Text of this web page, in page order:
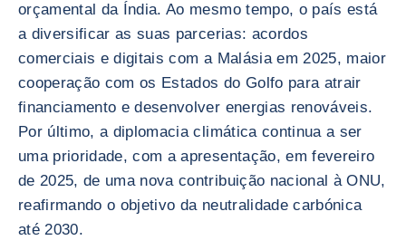
orçamental da Índia. Ao mesmo tempo, o país está
a diversificar as suas parcerias: acordos
comerciais e digitais com a Malásia em 2025, maior
cooperação com os Estados do Golfo para atrair
financiamento e desenvolver energias renováveis.
Por último, a diplomacia climática continua a ser
uma prioridade, com a apresentação, em fevereiro
de 2025, de uma nova contribuição nacional à ONU,
reafirmando o objetivo da neutralidade carbónica
até 2030.